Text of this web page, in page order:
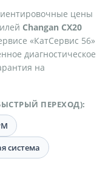
цены
Changan CX20
«КатСервис 56»
диагностическое
на
ПЕРЕХОД):
система